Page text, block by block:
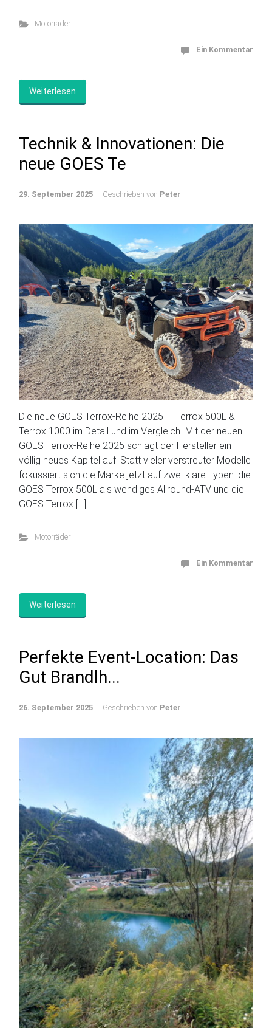
Motorräder
Ein Kommentar
Weiterlesen
Technik & Innovationen: Die
neue GOES Te
29. September 2025 Geschrieben von Peter
Die neue GOES Terrox-Reihe 2025 Terrox 500L &
Terrox 1000 im Detail und im Vergleich Mit der neuen
GOES Terrox-Reihe 2025 schlägt der Hersteller ein
völlig neues Kapitel auf. Statt vieler verstreuter Modelle
fokussiert sich die Marke jetzt auf zwei klare Typen: die
GOES Terrox 500L als wendiges Allround-ATV und die
GOES Terrox […]
Motorräder
Ein Kommentar
Weiterlesen
Perfekte Event-Location: Das
Gut Brandlh...
26. September 2025 Geschrieben von Peter